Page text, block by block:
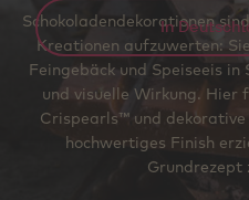
Schokoladendekorationen
Kreationen aufzuwerten:
Feingebäck und Speiseeis
und visuelle Wirkung. Hier
Crispearls™ und dekorative
hochwertiges Finish
Grundrezept
In